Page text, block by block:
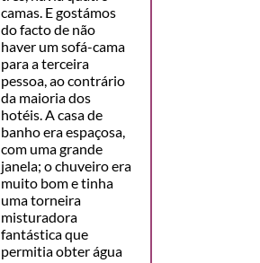
camas. E gostámos
do facto de não
haver um sofá-cama
para a terceira
pessoa, ao contrário
da maioria dos
hotéis. A casa de
banho era espaçosa,
com uma grande
janela; o chuveiro era
muito bom e tinha
uma torneira
misturadora
fantástica que
permitia obter água